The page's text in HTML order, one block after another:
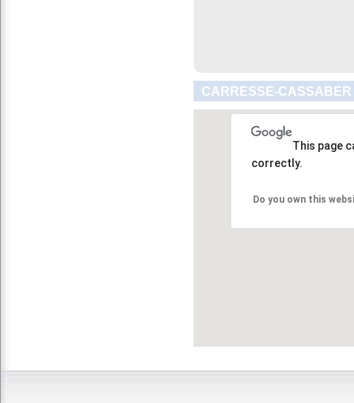
CARRESSE-
This page
correctly.
Do you own this